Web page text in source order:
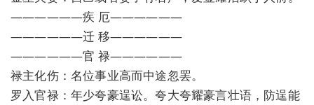
——————疾 厄——————
——————迁 移——————
——————官 禄——————
禄主化伤：名位事业高而中途忽罢。
罗入官禄：年少夸豪逞讼。夸大夸耀豪言壮语，防逞能